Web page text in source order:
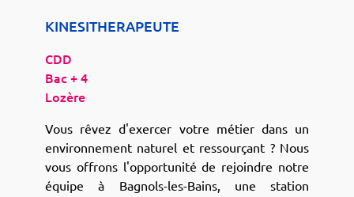
KINESITHERAPEUTE
CDD
Bac + 4
Lozère
Vous rêvez d'exercer votre métier dans un
environnement naturel et ressourçant ? Nous
vous offrons l'opportunité de rejoindre notre
équipe à Bagnols-les-Bains, une station